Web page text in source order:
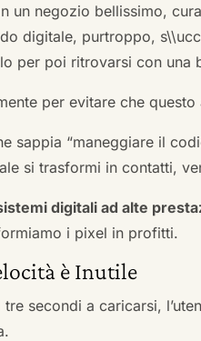
un negozio bellissimo,
digitale, purtroppo,
per poi ritrovarsi con una
per evitare che questo
sappia “maneggiare il
si trasformi in contatti,
digitali ad alte
i pixel in profitti.
è Inutile
secondi a caricarsi,